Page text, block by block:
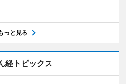
っと見る
経トピックス